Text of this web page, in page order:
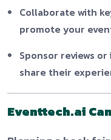
Collaborate with
promote your
Sponsor reviews
share their
Eventtech.ai